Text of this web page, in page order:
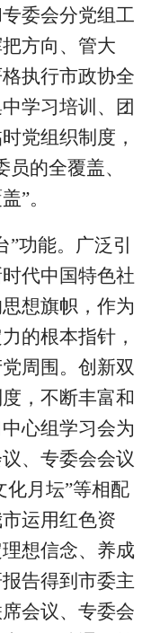
委会分党组工
方向、管大
执行市政协全
学习培训、团
党组织制度，
的全覆盖、
”。
功能。广泛引
代中国特色社
想旗帜，作为
的根本指针，
周围。创新双
，不断丰富和
心组学习会为
、专委会会议
化月坛”等相配
运用红色资
想信念、养成
告得到市委主
会议、专委会